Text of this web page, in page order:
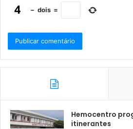
− dois =
Hemocentro
itinerantes